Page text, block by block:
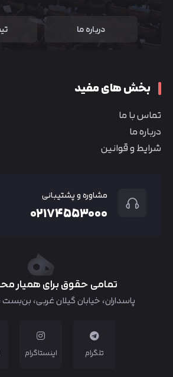
درباره ما
بخش های مفید
تماس با ما
درباره ما
شرایط و قوانین
مشاوره و پشتیبانی
۰۲۱۷۴۵۵۳۰۰۰
تمامی حقوق برای همیار
پاسداران، خیابان گیلان غربی،
تلگرام اینستاگرام